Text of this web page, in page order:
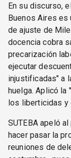
En su discurso,
Buenos Aires
de ajuste de
docencia cobra
precarización
ejecutar
injustificadas" a
huelga. Aplicó la
los liberticidas y
SUTEBA apeló
hacer pasar la
reuniones de